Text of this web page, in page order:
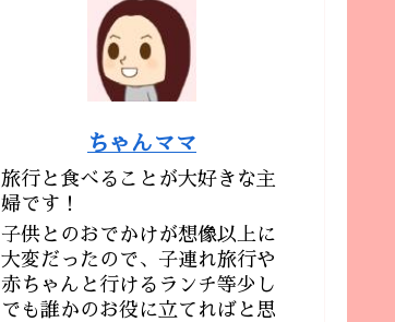
ちゃんママ
旅行と食べることが大好きな主
婦です！
子供とのおでかけが想像以上に
大変だったので、子連れ旅行や
赤ちゃんと行けるランチ等少し
でも誰かのお役に立てればと思